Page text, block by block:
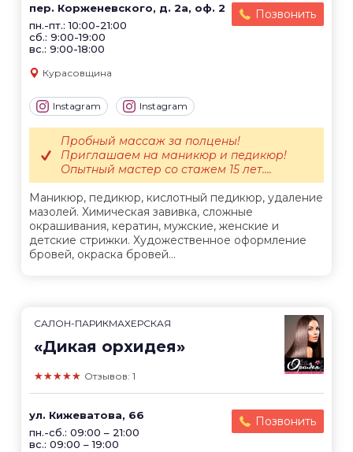
пер. Корженевского, д. 2а, оф. 2
пн.-пт.: 10:00-21:00
сб.: 9:00-19:00
вс.: 9:00-18:00
Позвонить
Курасовщина
Instagram Instagram
Маникюр, педикюр, кислотный педикюр, удаление
мазолей. Химическая завивка, сложные
окрашивания, кератин, мужские, женские и
детские стрижки. Художественное оформление
бровей, окраска бровей...
Пробный массаж за полцены!
Приглашаем на маникюр и педикюр!
Опытный мастер со стажем 15 лет....
САЛОН-ПАРИКМАХЕРСКАЯ
«Дикая орхидея»
★★★★★ Отзывов: 1
ул. Кижеватова, 66
пн.-сб.: 09:00 – 21:00
вс.: 09:00 – 19:00
Позвонить